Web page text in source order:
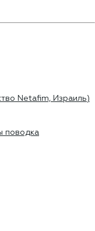
Netafim, Израиль)
поводка